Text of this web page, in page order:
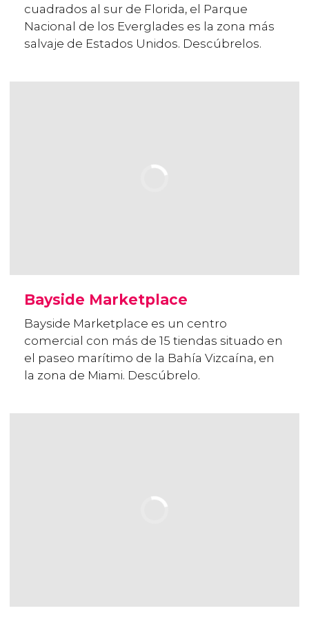
cuadrados al sur de Florida, el Parque
Nacional de los Everglades es la zona más
salvaje de Estados Unidos. Descúbrelos.
Bayside Marketplace
Bayside Marketplace es un centro
comercial con más de 15 tiendas situado en
el paseo marítimo de la Bahía Vizcaína, en
la zona de Miami. Descúbrelo.